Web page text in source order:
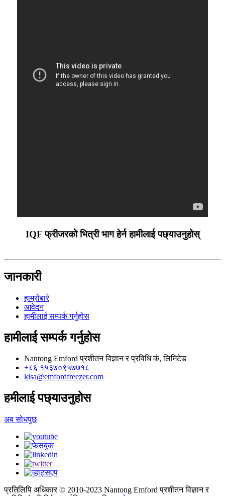
IQF फ्रीजरको भित्री भाग हेर्न हामीलाई पछ्याउनुहोस्
जानकारी
हाम्रोबारे
आवेदन
हामीलाई सम्पर्क गर्नुहोस
हामीलाई सम्पर्क गर्नुहोस
Nantong Emford प्रशीतन विज्ञान र प्रविधि कं, लिमिटेड
+८६ १५३७०९५७७१८
kisa@emfordfreezer.com
हमीलाई पछ्याउनुहोस
अब सोधपुछ
प्रतिलिपि अधिकार © 2010-2023 Nantong Emford प्रशीतन विज्ञान र